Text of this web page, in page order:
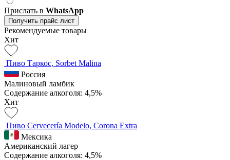
Прислать в WhatsApp
Получить прайс лист
Рекомендуемые товары
Хит
Пиво Таркос, Sorbet Malina
Россия
Малиновый ламбик
Содержание алкоголя: 4,5%
Хит
Пиво Cervecería Modelo, Corona Extra
Мексика
Американский лагер
Содержание алкоголя: 4,5%